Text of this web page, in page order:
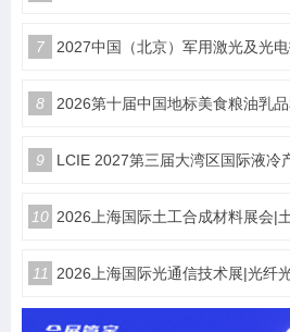
7 2027中国（北京）军用激光及光
8 2026第十届中国地标美食粮油乳
9 LCIE 2027第三届大湾区国际液冷产
10 2026上海国际土工合成材料展会|土工膜、土工布
11 2026上海国际光通信技术展|光纤光缆、